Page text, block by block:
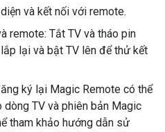
và kết nối với remote.
remote: Tắt TV và tháo pin
lại và bật TV lên để thử kết
ký lại Magic Remote có thể
dòng TV và phiên bản Magic
tham khảo hướng dẫn sử